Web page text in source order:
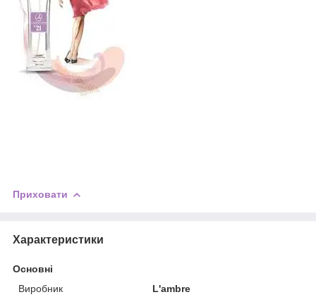
Приховати
Характеристики
Основні
Виробник
L'ambre